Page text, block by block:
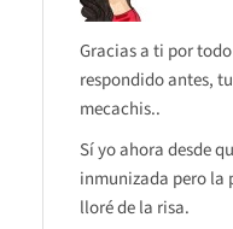
Gracias a ti por
respondido antes,
mecachis..
Sí yo ahora desde
inmunizada pero la
lloré de la risa.